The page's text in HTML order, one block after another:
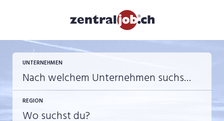
UNTERNEHMEN
REGION